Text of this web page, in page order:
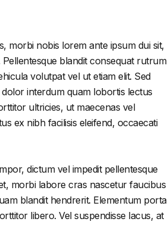
morbi nobis lorem ante ipsum dui sit,
blandit consequat rutrum
volutpat vel ut etiam elit. Sed
interdum quam lobortis lectus
ultricies, ut maecenas vel
ex nibh facilisis eleifend, occaecati
dictum vel impedit pellentesque
morbi labore cras nascetur faucibus
blandit hendrerit. Elementum porta
libero. Vel suspendisse lacus, at